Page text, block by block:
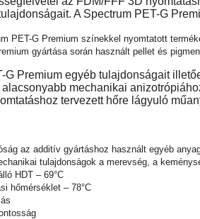
A Spectrum PET-G
PET-G Premium színekkel nyomtatott
gyártása során használt pellet és
G Premium egyéb tulajdonságait
mechanikai
tervezett hőre lágyuló
az additív gyártáshoz használt egyéb
tulajdonságok a merevség, a
HDT – 69°C
hőmérséklet – 78°C